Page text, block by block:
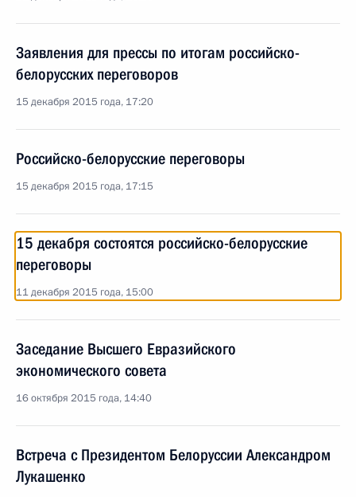
Заявления для прессы по итогам российско-
белорусских переговоров
15 декабря 2015 года, 17:20
Российско-белорусские переговоры
15 декабря 2015 года, 17:15
15 декабря состоятся российско-белорусские
переговоры
11 декабря 2015 года, 15:00
Заседание Высшего Евразийского
экономического совета
16 октября 2015 года, 14:40
Встреча с Президентом Белоруссии Александром
Лукашенко